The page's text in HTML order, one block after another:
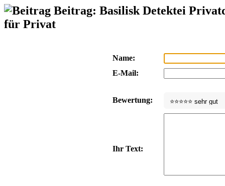
Beitrag: Basilisk Detektei
für Privat
Name:
E-Mail:
Bewertung:
Ihr Text: